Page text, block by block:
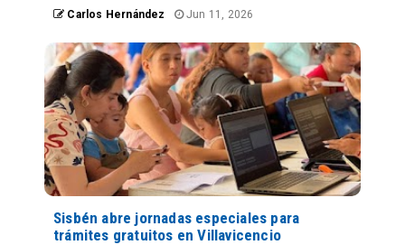
Carlos Hernández Jun 11, 2026
Sisbén abre jornadas especiales para
trámites gratuitos en Villavicencio